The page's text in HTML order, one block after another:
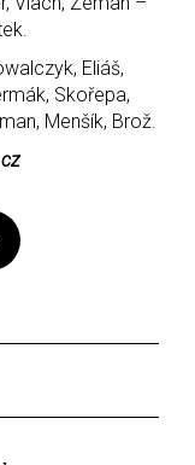
Eliáš,
Skořepa,
Menšík, Brož.